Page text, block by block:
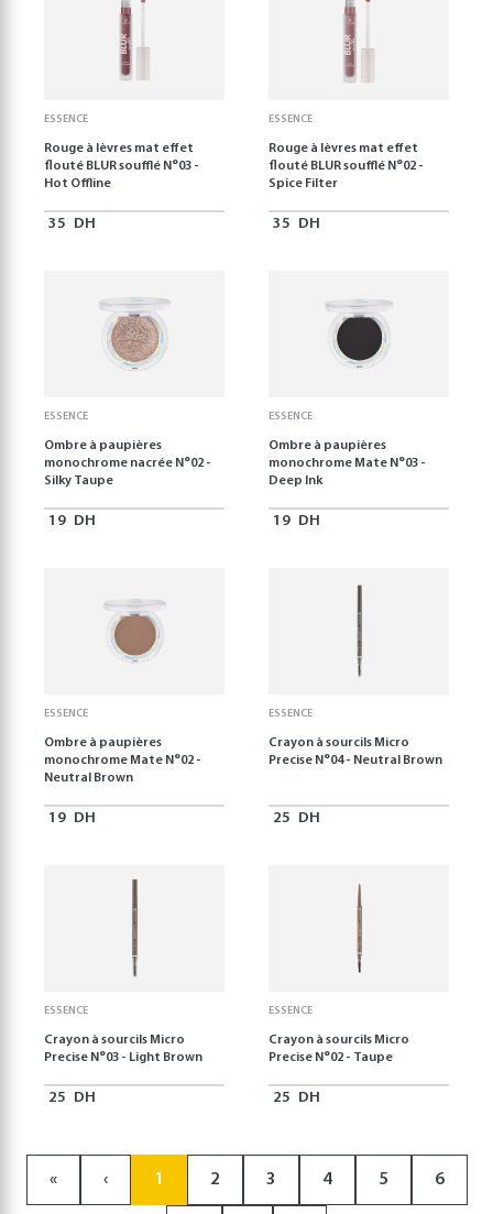
ESSENCE
Rouge à lèvres mat effet
flouté BLUR soufflé N°03 -
Hot Offline
35 DH
ESSENCE
Rouge à lèvres mat effet
flouté BLUR soufflé N°02 -
Spice Filter
35 DH
ESSENCE
Ombre à paupières
monochrome nacrée N°02 -
Silky Taupe
19 DH
ESSENCE
Ombre à paupières
monochrome Mate N°03 -
Deep Ink
19 DH
ESSENCE
Ombre à paupières
monochrome Mate N°02 -
Neutral Brown
19 DH
ESSENCE
Crayon à sourcils Micro
Precise N°04 - Neutral Brown
25 DH
ESSENCE
Crayon à sourcils Micro
Precise N°03 - Light Brown
25 DH
ESSENCE
Crayon à sourcils Micro
Precise N°02 - Taupe
25 DH
« ‹ 1 2 3 4 5 6